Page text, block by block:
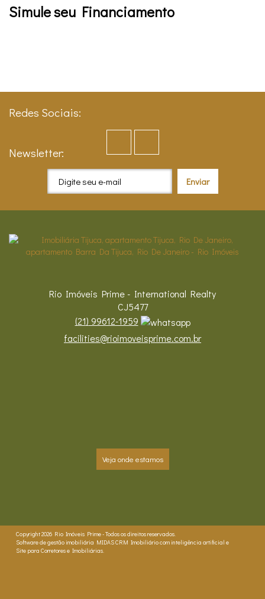
Simule seu Financiamento
Redes Sociais:
Newsletter:
Rio Imóveis Prime - International Realty
CJ5477
(21) 99612-1959
facilities@rioimoveisprime.com.br
Veja onde estamos
Copyright 2026 Rio Imóveis Prime- Todos os direitos reservados.
Software de gestão imobiliária MIDASCRM Imobiliário com inteligência artificial e
Site para Corretores e Imobiliárias.